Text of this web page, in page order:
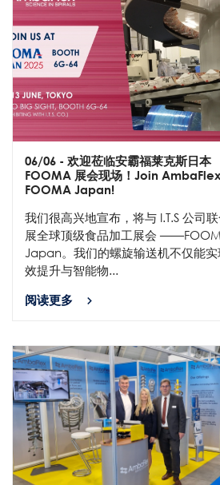
06/06 - 欢迎莅临安霸福莱克斯日本
FOOMA 展会现场！Join
FOOMA Japan!
我们很高兴地宣布，将与 I.T.S 公司
展全球顶级食品加工展会
Japan。我们的螺旋输送机不仅能实
效提升与智能物...
阅读更多